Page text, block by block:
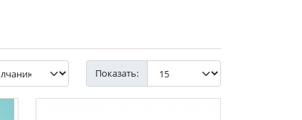
Показать: